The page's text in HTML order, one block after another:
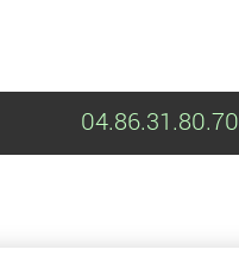
04.86.31.80.70